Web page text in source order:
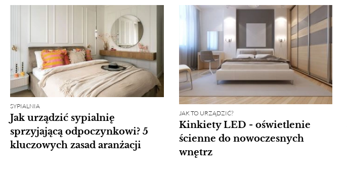
SYPIALNIA
Jak urządzić sypialnię
sprzyjającą odpoczynkowi? 5
kluczowych zasad aranżacji
JAK TO URZĄDZIĆ?
Kinkiety LED - oświetlenie
ścienne do nowoczesnych
wnętrz